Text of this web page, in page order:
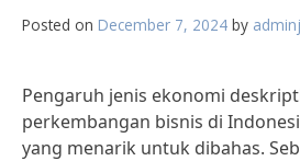
Posted on December 7, 2024 by
Pengaruh jenis ekonomi
perkembangan bisnis di
yang menarik untuk dibahas.